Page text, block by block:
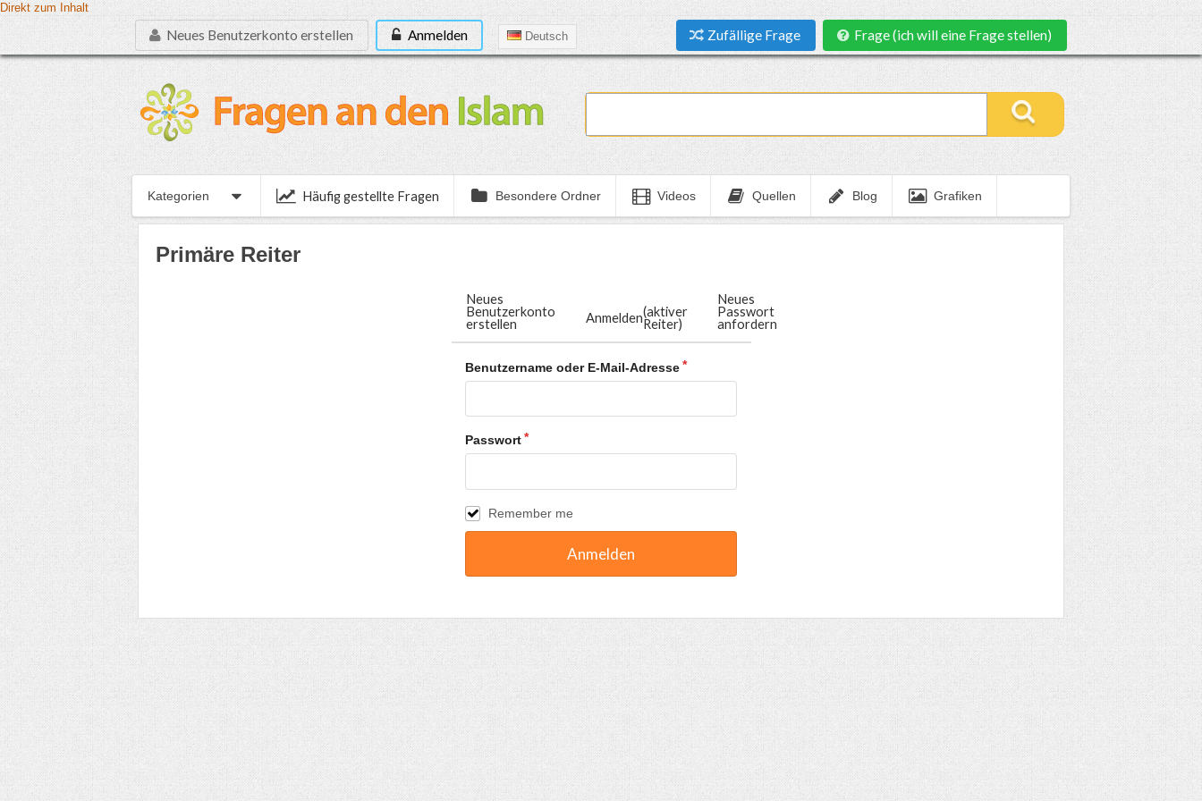
Direkt zum Inhalt
Neues Benutzerkonto erstellen Anmelden Deutsch Zufällige Frage Frage (ich will eine Frage stellen)
Kategorien Häufig gestellte Fragen Besondere Ordner Videos Quellen Blog Grafiken
Primäre Reiter
Neues
Benutzerkonto
erstellen Anmelden(aktiver
Reiter)
Neues
Passwort
anfordern
Benutzername oder E-Mail-Adresse
Passwort
Remember me